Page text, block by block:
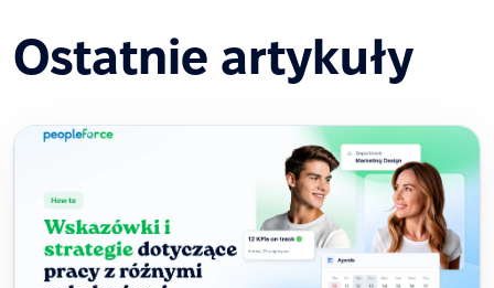
Ostatnie artykuły